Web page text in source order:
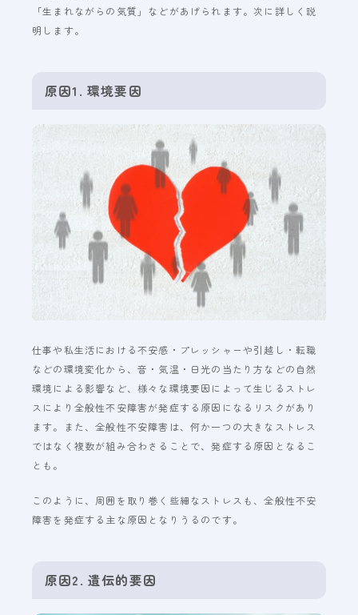
「生まれながらの気質」などがあげられます。次に詳しく説
明します。
原因1. 環境要因
仕事や私生活における不安感・プレッシャーや引越し・転職
などの環境変化から、音・気温・日光の当たり方などの自然
環境による影響など、様々な環境要因によって生じるストレ
スにより全般性不安障害が発症する原因になるリスクがあり
ます。また、全般性不安障害は、何か一つの大きなストレス
ではなく複数が組み合わさることで、発症する原因となるこ
とも。
このように、周囲を取り巻く些細なストレスも、全般性不安
障害を発症する主な原因となりうるのです。
原因2. 遺伝的要因